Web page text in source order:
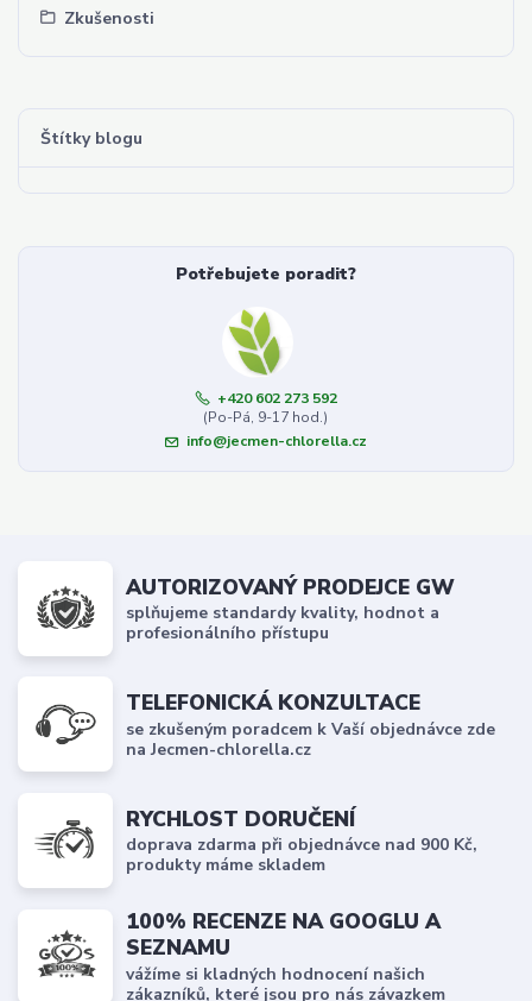
Zkušenosti
Štítky blogu
Potřebujete poradit?
+420 602 273 592
(Po-Pá, 9-17 hod.)
info@jecmen-chlorella.cz
AUTORIZOVANÝ PRODEJCE GW
splňujeme standardy kvality, hodnot a
profesionálního přístupu
TELEFONICKÁ KONZULTACE
se zkušeným poradcem k Vaší objednávce zde
na Jecmen-chlorella.cz
RYCHLOST DORUČENÍ
doprava zdarma při objednávce nad 900 Kč,
produkty máme skladem
100% RECENZE NA GOOGLU A
SEZNAMU
vážíme si kladných hodnocení našich
zákazníků, které jsou pro nás závazkem